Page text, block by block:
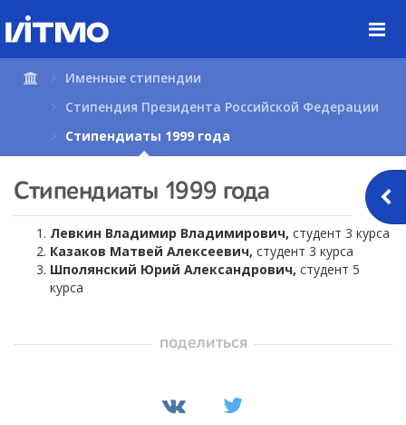
содержимому
страницы.
Именные стипендии
Стипендия Президента Российской Федерации
Стипендиаты 1999 года
Стипендиаты 1999 года
Левкин Владимир Владимирович, студент 3 курса
Казаков Матвей Алексеевич, студент 3 курса
Шполянский Юрий Александрович, студент 5
курса
поделиться